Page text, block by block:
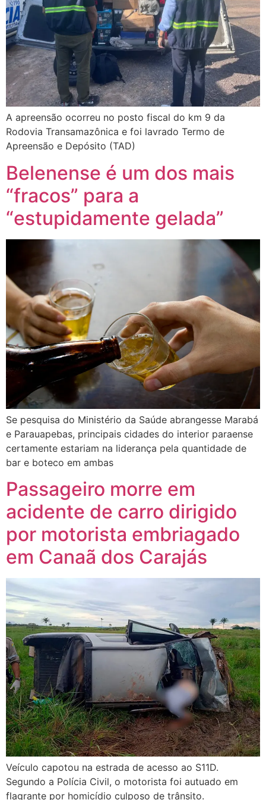
A apreensão ocorreu no posto fiscal do km 9 da
Rodovia Transamazônica e foi lavrado Termo de
Apreensão e Depósito (TAD)
Belenense é um dos mais
“fracos” para a
“estupidamente gelada”
Se pesquisa do Ministério da Saúde abrangesse Marabá
e Parauapebas, principais cidades do interior paraense
certamente estariam na liderança pela quantidade de
bar e boteco em ambas
Passageiro morre em
acidente de carro dirigido
por motorista embriagado
em Canaã dos Carajás
Veículo capotou na estrada de acesso ao S11D.
Segundo a Polícia Civil, o motorista foi autuado em
flagrante por homicídio culposo de trânsito.